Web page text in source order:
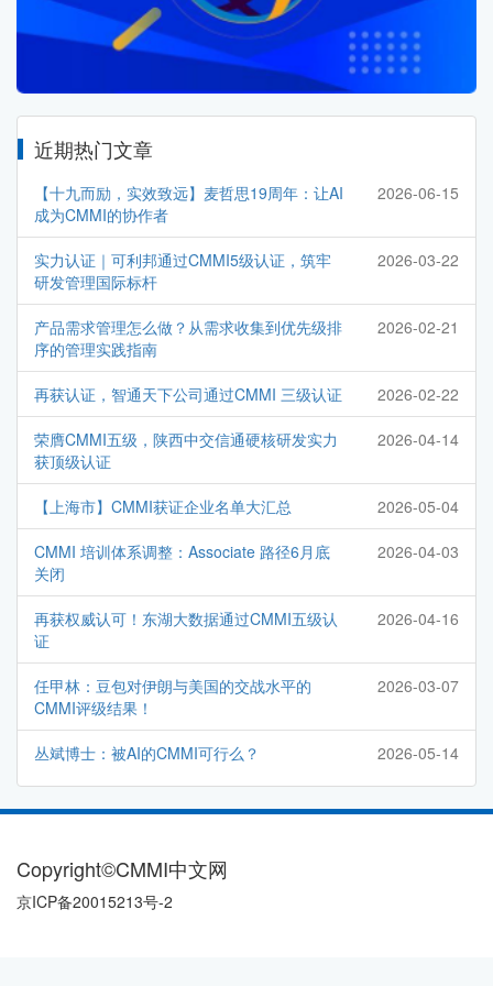
近期热门文章
【十九而励，实效致远】麦哲思19周年：让AI
成为CMMI的协作者
2026-06-15
实力认证｜可利邦通过CMMI5级认证，筑牢
研发管理国际标杆
2026-03-22
产品需求管理怎么做？从需求收集到优先级排
序的管理实践指南
2026-02-21
再获认证，智通天下公司通过CMMI 三级认证 2026-02-22
荣膺CMMI五级，陕西中交信通硬核研发实力
获顶级认证
2026-04-14
【上海市】CMMI获证企业名单大汇总 2026-05-04
CMMI 培训体系调整：Associate 路径6月底
关闭
2026-04-03
再获权威认可！东湖大数据通过CMMI五级认
证
2026-04-16
任甲林：豆包对伊朗与美国的交战水平的
CMMI评级结果！
2026-03-07
丛斌博士：被AI的CMMI可行么？ 2026-05-14
Copyright©CMMI中文网
京ICP备20015213号-2